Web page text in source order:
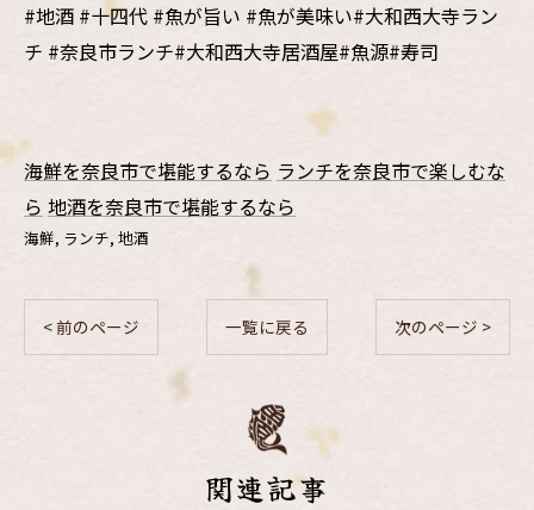
#地酒 #十四代 #魚が旨い #魚が美味い#大和西大寺ラン
チ #奈良市ランチ#大和西大寺居酒屋#魚源#寿司
海鮮を奈良市で堪能するなら ランチを奈良市で楽しむな
ら 地酒を奈良市で堪能するなら
海鮮 ランチ 地酒
< 前のページ 一覧に戻る 次のページ >
関連記事